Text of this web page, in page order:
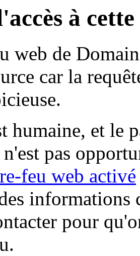
à
web de
car la
humaine, et le
pas
feu web activé
informations
pour